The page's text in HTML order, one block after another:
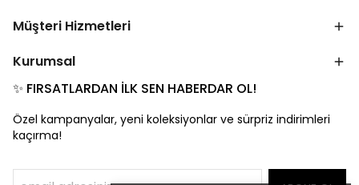
Müşteri Hizmetleri
Kurumsal
✨ FIRSATLARDAN İLK SEN HABERDAR OL!
Özel kampanyalar, yeni koleksiyonlar ve sürpriz indirimleri
kaçırma!